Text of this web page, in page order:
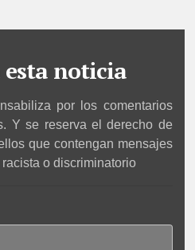
esta noticia
por los comentarios
Y se reserva el derecho de
que contengan mensajes
o discriminatorio